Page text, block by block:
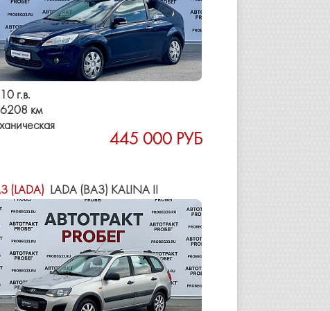
г.в.
км
445 000 РУБ
(LADA) LADA (ВАЗ) KALINA II